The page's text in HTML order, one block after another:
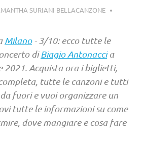
SURIANI BELLACANZONE
Milano- 3/10: ecco tutte le
diBiagio Antonaccia
Acquista ora i biglietti,
tutte le canzoni e tutti
fuori e vuoi organizzare un
tutte le informazioni su come
dove mangiare e cosa fare